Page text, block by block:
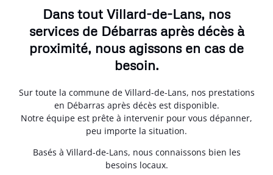
Dans tout Villard-de-Lans, nos
services de Débarras après décès à
proximité, nous agissons en cas de
besoin.
Sur toute la commune de Villard-de-Lans, nos prestations
en Débarras après décès est disponible.
Notre équipe est prête à intervenir pour vous dépanner,
peu importe la situation.
Basés à Villard-de-Lans, nous connaissons bien les
besoins locaux.